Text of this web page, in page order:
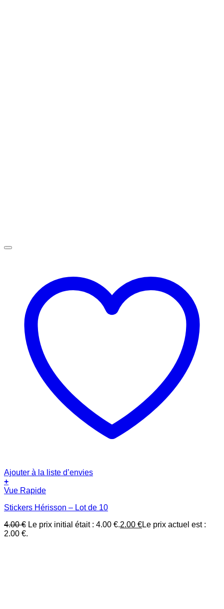
Ajouter à la liste d’envies
+
Vue Rapide
Stickers Hérisson – Lot de 10
4.00€ Le prix initial était : 4.00 €.2.00 €Le prix actuel est :
2.00 €.